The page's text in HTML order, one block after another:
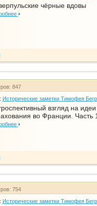
чёрные вдовы
847
Исторические заметки Тимофея
взгляд на
во Франции. Часть
754
Исторические заметки Тимофея